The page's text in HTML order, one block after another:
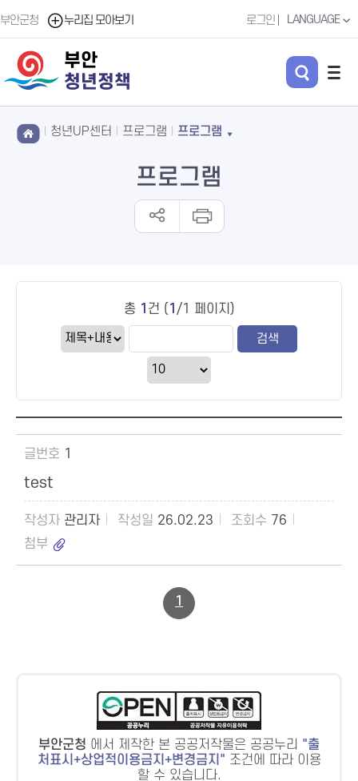
부안군청 누리집 모아보기 로그인 LANGUAGE
부안
청년정책
청년UP센터 프로그램 프로그램
프로그램
총 1 건 ( 1 /1 페이지)
1
test
관리자 26.02.23 76
1
부안군청 에서 제작한 본 공공저작물은 공공누리
출
처표시+상업적이용금지+변경금지
조건에 따라 이용
할 수 있습니다.